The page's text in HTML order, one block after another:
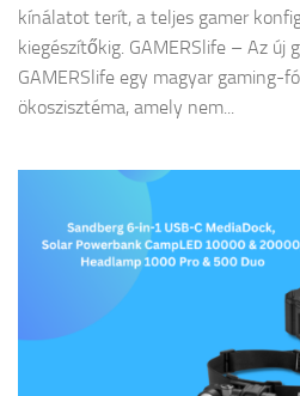
kínálatot terít, a teljes gamer
kiegészítőkig. GAMERSlife – Az új
GAMERSlife egy magyar gaming-
ökoszisztéma, amely nem...